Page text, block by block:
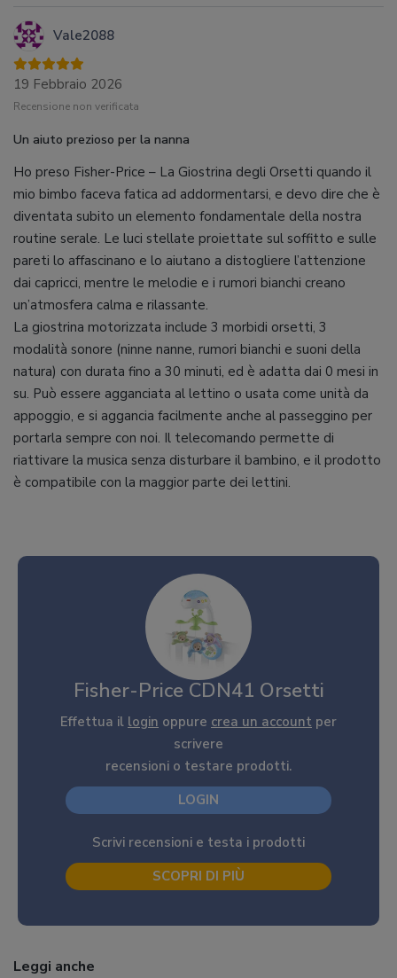
Vale2088
19 Febbraio 2026
Recensione non verificata
Un aiuto prezioso per la nanna
Ho preso Fisher-Price – La Giostrina degli Orsetti quando il
mio bimbo faceva fatica ad addormentarsi, e devo dire che è
diventata subito un elemento fondamentale della nostra
routine serale. Le luci stellate proiettate sul soffitto e sulle
pareti lo affascinano e lo aiutano a distogliere l’attenzione
dai capricci, mentre le melodie e i rumori bianchi creano
un’atmosfera calma e rilassante.
La giostrina motorizzata include 3 morbidi orsetti, 3
modalità sonore (ninne nanne, rumori bianchi e suoni della
natura) con durata fino a 30 minuti, ed è adatta dai 0 mesi in
su. Può essere agganciata al lettino o usata come unità da
appoggio, e si aggancia facilmente anche al passeggino per
portarla sempre con noi. Il telecomando permette di
riattivare la musica senza disturbare il bambino, e il prodotto
è compatibile con la maggior parte dei lettini.
Fisher-Price CDN41 Orsetti
Effettua il login oppure crea un account per
scrivere
recensioni o testare prodotti.
LOGIN
Scrivi recensioni e testa i prodotti
SCOPRI DI PIÙ
Leggi anche